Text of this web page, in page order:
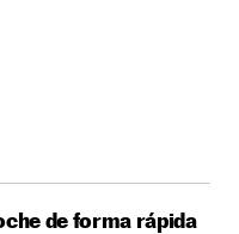
de forma rápida